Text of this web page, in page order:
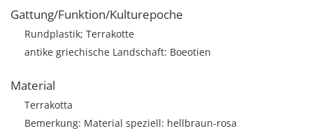
Gattung/Funktion/Kulturepoche
Rundplastik; Terrakotte
antike griechische Landschaft: Boeotien
Material
Terrakotta
Bemerkung: Material speziell: hellbraun-rosa